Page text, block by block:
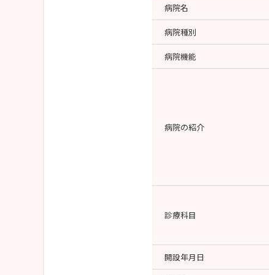
病院名
病院種別
病院機能
病院の紹介
診療科目
開設年月日